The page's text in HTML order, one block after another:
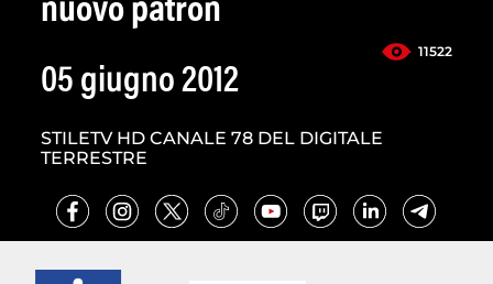
nuovo patron
11522
05 giugno 2012
STILETV HD CANALE 78 DEL DIGITALE
TERRESTRE